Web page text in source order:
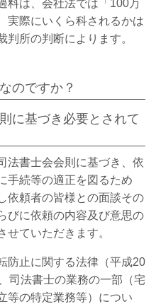
料は、会社法では「100万
実際にいくら科されるかは
所の判断によります。
のですか？
に基づき必要とされて
法書士会会則に基づき、依
手続等の適正を図るため
依頼者の皆様との面談その
びに依頼の内容及び意思の
ていただきます。
防止に関する法律（平成20
司法書士の業務の一部（宅
等の特定業務等）につい